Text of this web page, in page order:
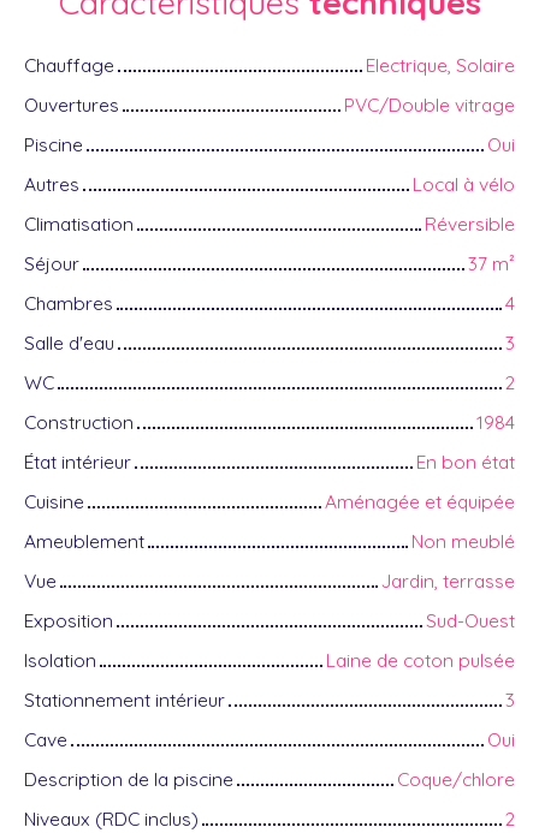
Chauffage
Electrique, Solaire
Ouvertures
PVC/Double vitrage
Piscine
Oui
Autres
Local à vélo
Climatisation
Réversible
Séjour
37 m²
Chambres
4
Salle d'eau
3
WC
2
Construction
1984
État intérieur
En bon état
Cuisine
Aménagée et équipée
Ameublement
Non meublé
Vue
Jardin, terrasse
Exposition
Sud-Ouest
Isolation
Laine de coton pulsée
Stationnement intérieur
3
Cave
Oui
Description de la piscine
Coque/chlore
Niveaux (RDC inclus)
2